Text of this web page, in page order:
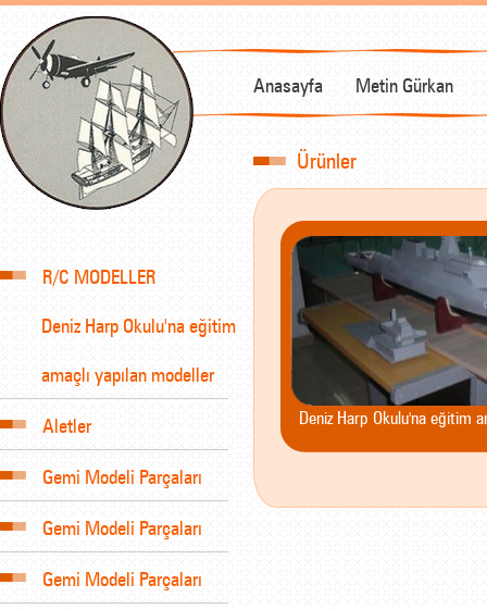
Anasayfa Metin Gürkan
R/C MODELLER
Deniz Harp Okulu'na eğitim
amaçlı yapılan modeller
Aletler
Gemi Modeli Parçaları
Gemi Modeli Parçaları
Gemi Modeli Parçaları
Ürünler
Deniz Harp Okulu'na eğitim